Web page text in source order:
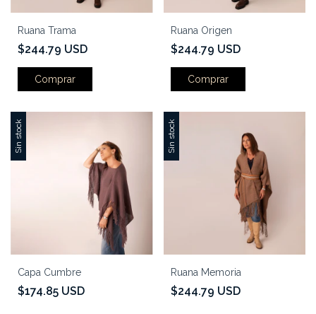
Ruana Trama
$244.79 USD
Ruana Origen
$244.79 USD
Sin stock
Capa Cumbre
$174.85 USD
Sin stock
Ruana Memoria
$244.79 USD